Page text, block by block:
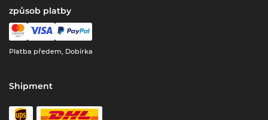
způsob platby
Platba předem, Dobírka
Shipment